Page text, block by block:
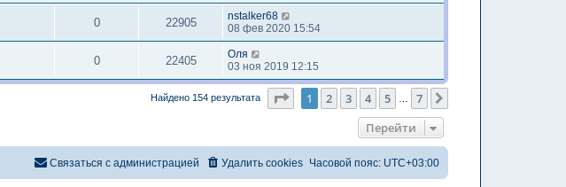
0 22905
nstalker68
08 фев 2020 15:54
0 22405
Оля
03 ноя 2019 12:15
Найдено 154 результата Страница1 из
1 2 3 4 5 7
Перейти
Часовой пояс: UTC+03:00
Удалить cookies
Связаться с администрацией